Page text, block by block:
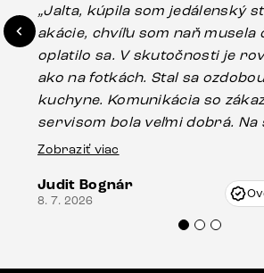
„Jalta, kúpila som jedálenský
akácie, chvíľu som naň musela
oplatilo sa. V skutočnosti je
ako na fotkách. Stal sa
kuchyne. Komunikácia so
servisom bola veľmi dobrá. Na
stola bolo malé poškodenie,
Vincze pri riešení mojej
veľmi korektne. Odporúčam
Zobraziť viac
Judit Bognár
8. 7. 2026